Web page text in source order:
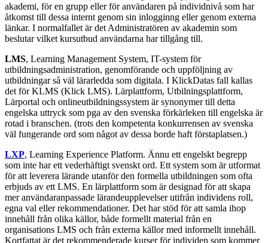
akademi, för en grupp eller för användaren på individnivå som har
åtkomst till dessa internt genom sin inlogginng eller genom externa
länkar. I normalfallet är det Administratören av akademin som
beslutar vilket kursutbud användarna har tillgång till.
LMS, Learning Management System, IT-system för
utbildningsadministration, genomförande och uppföljning av
utbildningar så väl lärarledda som digitala. I KlickDatas fall kallas
det för KLMS (Klick LMS). Lärplattform, Utbilningsplattform,
Lärportal och onlineutbildningssystem är synonymer till detta
engelska uttryck som pga av den svenska förkärleken till engelska är
rotad i branschen. (trots den kompetenta konkurrensen av svenska
väl fungerande ord som något av dessa borde haft förstaplatsen.)
LXP, Learning Experience Platform. Ännu ett engelskt begrepp
som inte har ett vederhäftigt svenskt ord. Ett system som är utformat
för att leverera lärande utanför den formella utbildningen som ofta
erbjuds av ett LMS. En lärplattform som är designad för att skapa
mer användaranpassade lärandeupplevelser utifrån individens roll,
egna val eller rekommendationer. Det har stöd för att samla ihop
innehåll från olika källor, både formellt material från en
organisations LMS och från externa källor med informellt innehåll.
Kortfattat är det rekommenderade kurser för individen som kommer